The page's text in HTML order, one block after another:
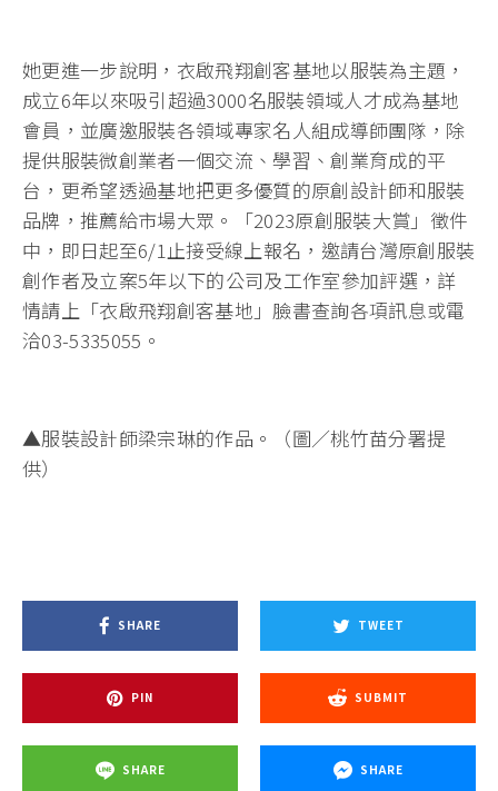
她更進一步說明，衣啟飛翔創客基地以服裝為主題，
成立6年以來吸引超過3000名服裝領域人才成為基地
會員，並廣邀服裝各領域專家名人組成導師團隊，除
提供服裝微創業者一個交流、學習、創業育成的平
台，更希望透過基地把更多優質的原創設計師和服裝
品牌，推薦給市場大眾。「2023原創服裝大賞」徵件
中，即日起至6/1止接受線上報名，邀請台灣原創服裝
創作者及立案5年以下的公司及工作室參加評選，詳
情請上「衣啟飛翔創客基地」臉書查詢各項訊息或電
洽03-5335055。
▲服裝設計師梁宗琳的作品。（圖／桃竹苗分署提
供）
SHARE TWEET
PIN SUBMIT
SHARE SHARE